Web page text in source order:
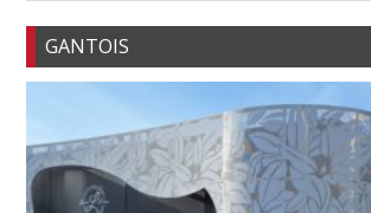
GANTOIS